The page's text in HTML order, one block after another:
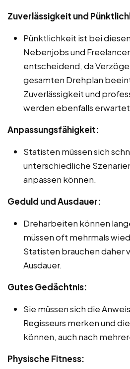
Zuverlässigkeit und
Pünktlichkeit ist bei
Nebenjobs und
entscheidend, da
gesamten Drehplan
Zuverlässigkeit und
werden ebenfalls
Anpassungsfähigkeit:
Statisten müssen sich
unterschiedliche
anpassen können.
Geduld und Ausdauer:
Dreharbeiten können
müssen oft mehrmals
Statisten brauchen daher
Ausdauer.
Gutes Gedächtnis:
Sie müssen sich die
Regisseurs merken und
können, auch nach
Physische Fitness: